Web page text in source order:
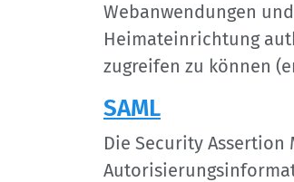
Webanwendungen
Heimateinrichtung
zugreifen zu können
SAML
Die Security Assertion